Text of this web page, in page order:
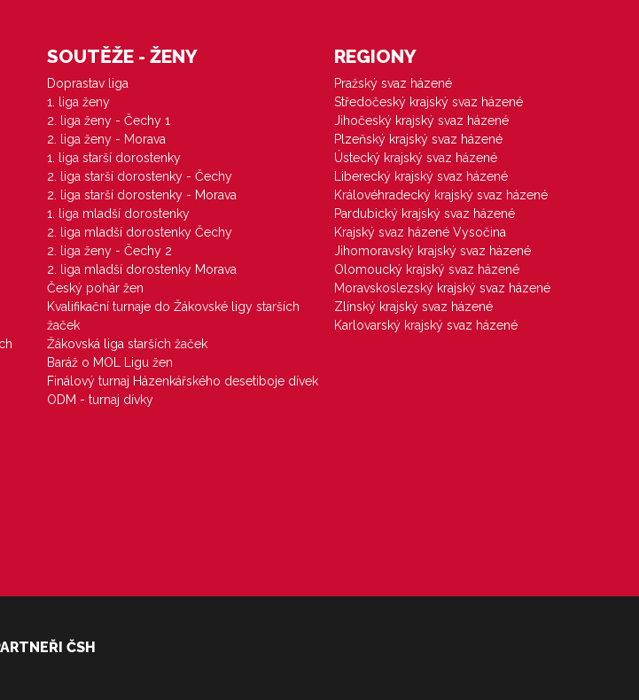
SOUTĚŽE - ŽENY
Doprastav liga
1. liga ženy
2. liga ženy - Čechy 1
2. liga ženy - Morava
1. liga starší dorostenky
2. liga starší dorostenky - Čechy
2. liga starší dorostenky - Morava
1. liga mladší dorostenky
2. liga mladší dorostenky Čechy
2. liga ženy - Čechy 2
2. liga mladší dorostenky Morava
Český pohár žen
Kvalifikační turnaje do Žákovské ligy starších
žaček
Žákovská liga starších žaček
Baráž o MOL Ligu žen
Finálový turnaj Házenkářského desetiboje dívek
ODM - turnaj dívky
REGIONY
Pražský svaz házené
Středočeský krajský svaz házené
Jihočeský krajský svaz házené
Plzeňský krajský svaz házené
Ústecký krajský svaz házené
Liberecký krajský svaz házené
Královéhradecký krajský svaz házené
Pardubický krajský svaz házené
Krajský svaz házené Vysočina
Jihomoravský krajský svaz házené
Olomoucký krajský svaz házené
Moravskoslezský krajský svaz házené
Zlínský krajský svaz házené
Karlovarský krajský svaz házené
ČSH